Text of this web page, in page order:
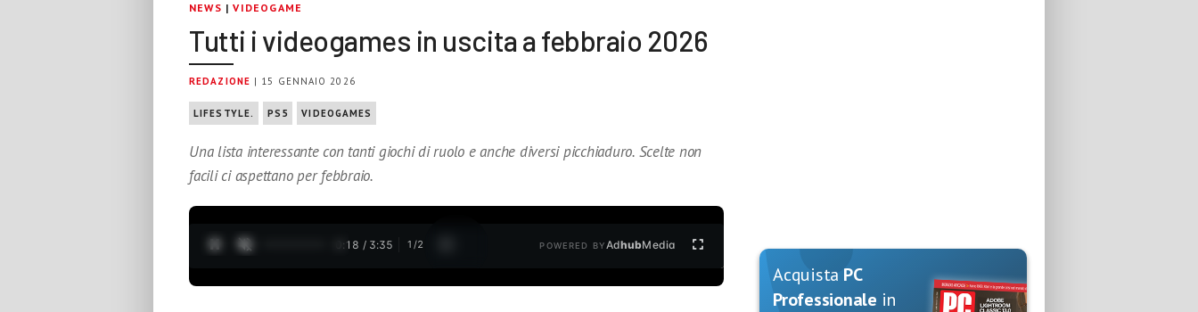
NEWS |VIDEOGAME
Tutti i videogames in uscita a febbraio 2026
REDAZIONE | 15 GENNAIO 2026
LIFESTYLE. PS5 VIDEOGAMES
Una lista interessante con tanti giochi di ruolo e anche diversi picchiaduro. Scelte non
facili ci aspettano per febbraio.
0:19 / 3:35 1 /2 POWERED BYAdhubMedia
Acquista PC
Professionale in